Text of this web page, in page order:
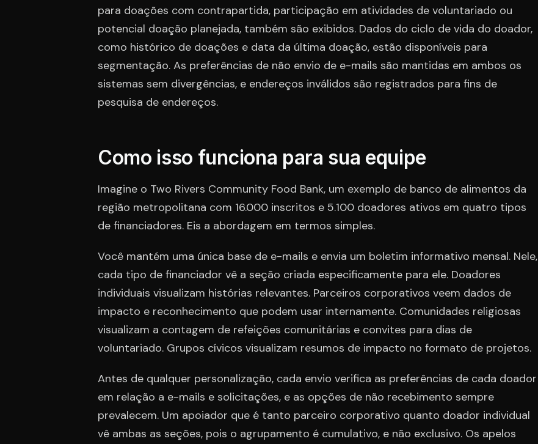
para doações com contrapartida, participação em atividades de voluntariado ou
potencial doação planejada, também são exibidos. Dados do ciclo de vida do doador,
como histórico de doações e data da última doação, estão disponíveis para
segmentação. As preferências de não envio de e-mails são mantidas em ambos os
sistemas sem divergências, e endereços inválidos são registrados para fins de
pesquisa de endereços.
Como isso funciona para sua equipe
Imagine o Two Rivers Community Food Bank, um exemplo de banco de alimentos da
região metropolitana com 16.000 inscritos e 5.100 doadores ativos em quatro tipos
de financiadores. Eis a abordagem em termos simples.
Você mantém uma única base de e-mails e envia um boletim informativo mensal. Nele,
cada tipo de financiador vê a seção criada especificamente para ele. Doadores
individuais visualizam histórias relevantes. Parceiros corporativos veem dados de
impacto e reconhecimento que podem usar internamente. Comunidades religiosas
visualizam a contagem de refeições comunitárias e convites para dias de
voluntariado. Grupos cívicos visualizam resumos de impacto no formato de projetos.
Antes de qualquer personalização, cada envio verifica as preferências de cada doador
em relação a e-mails e solicitações, e as opções de não recebimento sempre
prevalecem. Um apoiador que é tanto parceiro corporativo quanto doador individual
vê ambas as seções, pois o agrupamento é cumulativo, e não exclusivo. Os apelos